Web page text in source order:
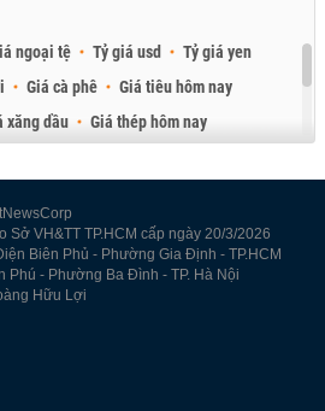
ngoại tệ Tỷ giá usd
Tỷ giá yen
Giá cà phê
Giá tiêu hôm nay
xăng dầu
Giá thép hôm nay
Sở VH&TT TP.HCM cấp ngày 20/3/2026
Biên Phủ - Phường Gia Định - TP.HCM
Phú - Phường Ba Đình - TP. Hà Nội
Hữu Lợi